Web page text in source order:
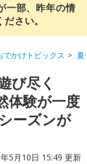
一部、昨年の情
さい。
でかけトピックス 夏
び尽く
体験が一度
ーズンが
5月10日 15:49 更新